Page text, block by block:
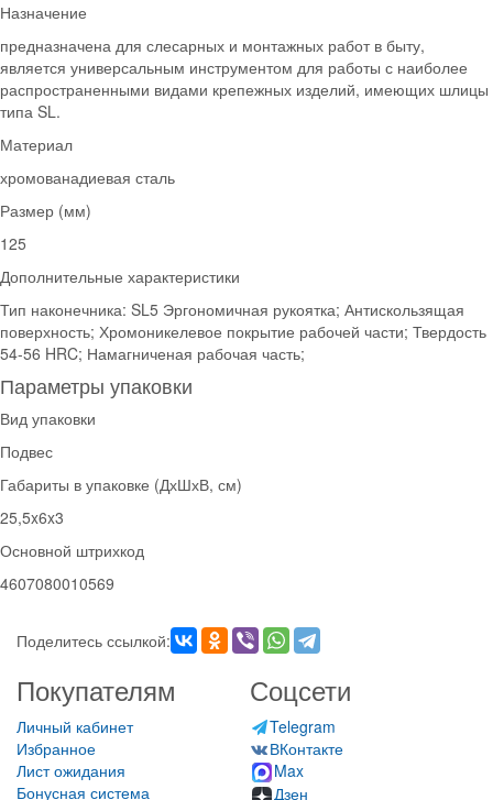
Назначение
предназначена для слесарных и монтажных работ в быту,
является универсальным инструментом для работы с наиболее
распространенными видами крепежных изделий, имеющих шлицы
типа SL.
Материал
хромованадиевая сталь
Размер (мм)
125
Дополнительные характеристики
Тип наконечника: SL5 Эргономичная рукоятка; Антискользящая
поверхность; Хромоникелевое покрытие рабочей части; Твердость
54-56 HRC; Намагниченая рабочая часть;
Параметры упаковки
Вид упаковки
Подвес
Габариты в упаковке (ДхШхВ, см)
25,5x6x3
Основной штрихкод
4607080010569
Поделитесь ссылкой:
Покупателям
Личный кабинет
Избранное
Лист ожидания
Бонусная система
Соцсети
Telegram
ВКонтакте
Max
Дзен